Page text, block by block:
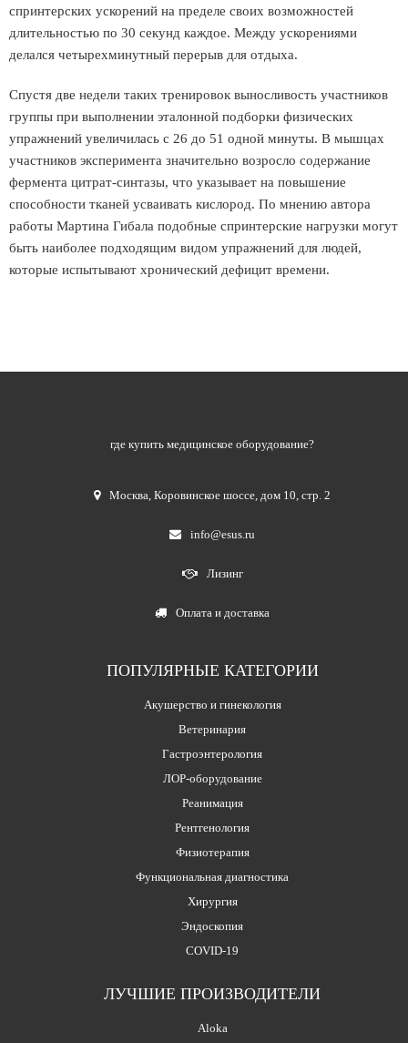
спринтерских ускорений на пределе своих возможностей
длительностью по 30 секунд каждое. Между ускорениями
делался четырехминутный перерыв для отдыха.
Спустя две недели таких тренировок выносливость участников
группы при выполнении эталонной подборки физических
упражнений увеличилась с 26 до 51 одной минуты. В мышцах
участников эксперимента значительно возросло содержание
фермента цитрат-синтазы, что указывает на повышение
способности тканей усваивать кислород. По мнению автора
работы Мартина Гибала подобные спринтерские нагрузки могут
быть наиболее подходящим видом упражнений для людей,
которые испытывают хронический дефицит времени.
где купить медицинское оборудование?
Москва,Коровинское шоссе, дом 10, стр. 2
info@esus.ru
Лизинг
Оплата и доставка
ПОПУЛЯРНЫЕ КАТЕГОРИИ
Акушерство и гинекология
Ветеринария
Гастроэнтерология
ЛОР-оборудование
Реанимация
Рентгенология
Физиотерапия
Функциональная диагностика
Хирургия
Эндоскопия
COVID-19
ЛУЧШИЕ ПРОИЗВОДИТЕЛИ
Aloka